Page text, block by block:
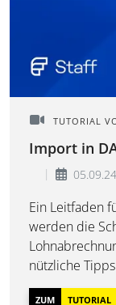
TUTORIAL
Import in
05.09.24
Ein Leitfaden
werden die
nützliche
gestaltet
ZUM TUTORIAL